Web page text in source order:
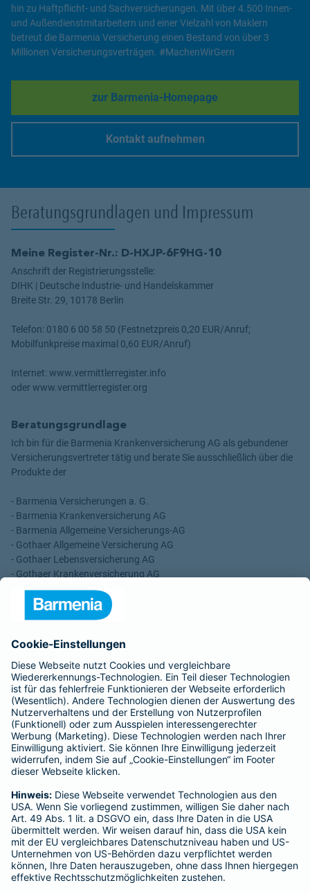
hin zu Haftpflicht- und Sachversicherungen. Mit über 4.500 Innen-
und Außendienstmitarbeitern und einer Vielzahl von Maklern
betreut die Barmenia Versicherung einen Bestand von über 3
Millionen Versicherungsverträgen. #MachenWirGern
zur Barmenia-Homepage
Link Opens in New Tab
Kontakt aufnehmen
Beratungsgrundlagen und Impressum
Meine Register-Nr.: D-HXJP-6F9HG-10
Anschrift der Registrierungsstelle:
DIHK | Deutsche Industrie- und Handelskammer
Breite Str. 29, 10178 Berlin
Telefon: 0180 6 00 58 50 (Festnetzpreis 0,20 EUR/Anruf;
Mobilfunkpreise maximal 0,60 EUR/Anruf)
Internet: www.vermittlerregister.info
oder www.vermittlerregister.org
Beratungsgrundlage
Ich bin für die Barmenia Krankenversicherung AG als gebundener
Versicherungsvertreter tätig und berate Sie ausschließlich über die
Produkte der
- Barmenia Versicherungen a. G.
- Barmenia Krankenversicherung AG
- Barmenia Allgemeine Versicherungs-AG
- Gothaer Allgemeine Versicherung AG
- Gothaer Lebensversicherung AG
- Gothaer Krankenversicherung AG
- ROLAND Rechtsschutz-Versicherungs-AG
- ROLAND Schutzbrief-Versicherung AG
Vergütungen, die in der zu entrichtenden Versicherungsprämie
enthalten sind.
Schlichtungsstellen
Für Lebens- und Sachversicherungen:
Verein Versicherungsombudsmann eV,
Postfach 080632, 10006 Berlin
Für private Krankenversicherungen:
Ombudsmann für private Kranken- / Pflege-Versicherungen,
Postfach 060222, 10052 Berlin
Impressum
Michalopoulos Konstantinos Loukas
Causemannstr. 111a